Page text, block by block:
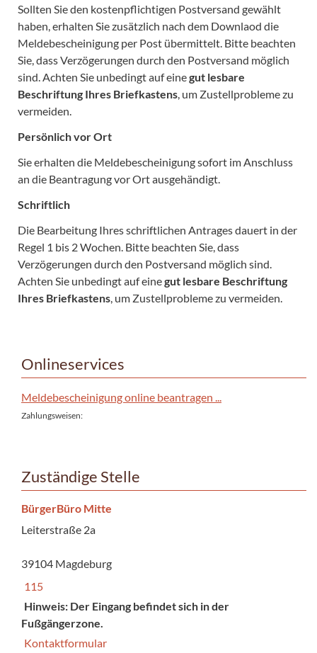
Sollten Sie den kostenpflichtigen Postversand gewählt
haben, erhalten Sie zusätzlich nach dem Downlaod die
Meldebescheinigung per Post übermittelt. Bitte beachten
Sie, dass Verzögerungen durch den Postversand möglich
sind. Achten Sie unbedingt auf einegut lesbare
Beschriftung Ihres Briefkastens , um Zustellprobleme zu
vermeiden.
Persönlich vor Ort
Sie erhalten die Meldebescheinigung sofort im Anschluss
an die Beantragung vor Ort ausgehändigt.
Schriftlich
Die Bearbeitung Ihres schriftlichen Antrages dauert in der
Regel 1 bis 2 Wochen. Bitte beachten Sie, dass
Verzögerungen durch den Postversand möglich sind.
Achten Sie unbedingt auf einegut lesbare Beschriftung
Ihres Briefkastens , um Zustellprobleme zu vermeiden.
Onlineservices
Meldebescheinigung online beantragen ...
Zahlungsweisen:
Zuständige Stelle
BürgerBüro Mitte
Leiterstraße 2a
39104 Magdeburg
115
Hinweis: Der Eingang befindet sich in der
Fußgängerzone.
Kontaktformular